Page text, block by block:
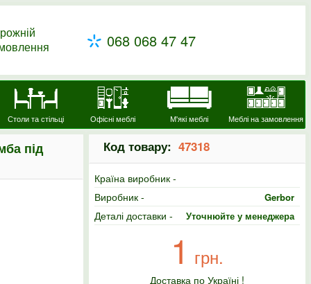
068 068 47 47
Столи та стільці Офісні меблі М'які меблі Меблі на замовлення
під Код товару: 47318
Країна виробник -
Виробник -
Gerbor
Деталі доставки - Уточнюйте у менеджера
1 грн.
Доставка по Україні !